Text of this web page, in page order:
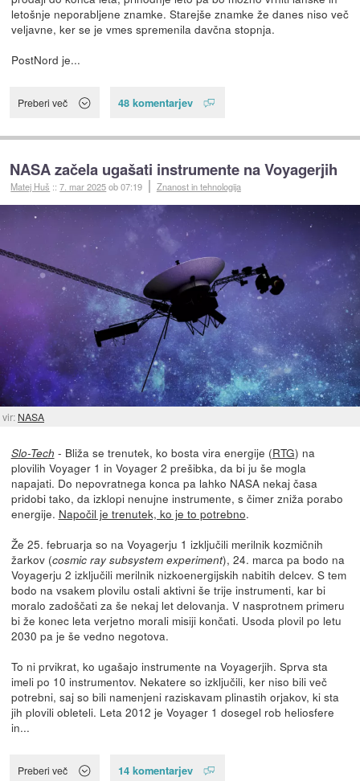
letošnje neporabljene znamke. Starejše znamke že danes niso več
veljavne, ker se je vmes spremenila davčna stopnja.
PostNord je...
Preberi več 48 komentarjev
NASA začela ugašati instrumente na Voyagerjih
Matej Huš ::7. mar 2025ob 07:19 Znanost in tehnologija
vir: NASA
Slo-Tech - Bliža se trenutek, ko bosta vira energije (RTG) na
plovilih Voyager 1 in Voyager 2 prešibka, da bi ju še mogla
napajati. Do nepovratnega konca pa lahko NASA nekaj časa
pridobi tako, da izklopi nenujne instrumente, s čimer zniža porabo
energije. Napočil je trenutek, ko je to potrebno.
Že 25. februarja so na Voyagerju 1 izključili merilnik kozmičnih
žarkov (cosmic ray subsystem experiment), 24. marca pa bodo na
Voyagerju 2 izključili merilnik nizkoenergijskih nabitih delcev. S tem
bodo na vsakem plovilu ostali aktivni še trije instrumenti, kar bi
moralo zadoščati za še nekaj let delovanja. V nasprotnem primeru
bi že konec leta verjetno morali misiji končati. Usoda plovil po letu
2030 pa je še vedno negotova.
To ni prvikrat, ko ugašajo instrumente na Voyagerjih. Sprva sta
imeli po 10 instrumentov. Nekatere so izključili, ker niso bili več
potrebni, saj so bili namenjeni raziskavam plinastih orjakov, ki sta
jih plovili obleteli. Leta 2012 je Voyager 1 dosegel rob heliosfere
in...
Preberi več 14 komentarjev